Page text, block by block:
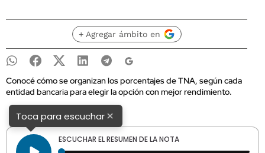
+ Agregar ámbito en
Conocé cómo se organizan los porcentajes de TNA, según cada
entidad bancaria para elegir la opción con mejor rendimiento.
Toca para escuchar×
ESCUCHAR EL RESUMEN DE LA NOTA